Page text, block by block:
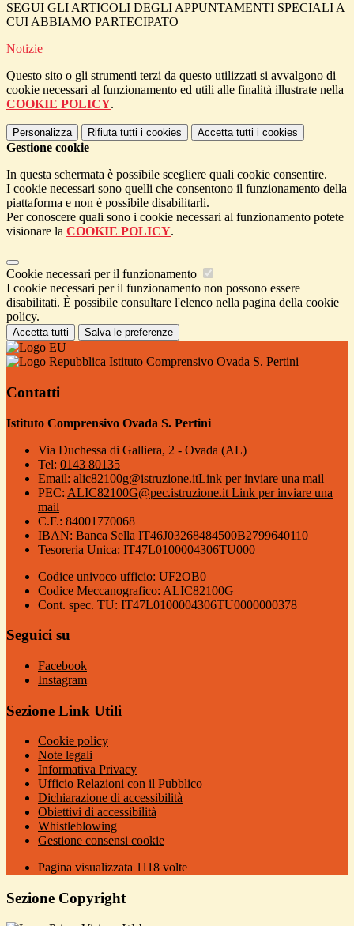
SEGUI GLI ARTICOLI DEGLI APPUNTAMENTI SPECIALI A
CUI ABBIAMO PARTECIPATO
Notizie
Questo sito o gli strumenti terzi da questo utilizzati si avvalgono di
cookie necessari al funzionamento ed utili alle finalità illustrate nella
COOKIE POLICY.
Personalizza Rifiuta tutti i cookies Accetta tutti i cookies
Gestione cookie
In questa schermata è possibile scegliere quali cookie consentire.
I cookie necessari sono quelli che consentono il funzionamento della
piattaforma e non è possibile disabilitarli.
Per conoscere quali sono i cookie necessari al funzionamento potete
visionare la COOKIE POLICY.
Cookie necessari per il funzionamento
I cookie necessari per il funzionamento non possono essere
disabilitati. È possibile consultare l'elenco nella pagina della cookie
policy.
Accetta tutti Salva le preferenze
Istituto Comprensivo Ovada S. Pertini
Contatti
Istituto Comprensivo Ovada S. Pertini
Via Duchessa di Galliera, 2 - Ovada (AL)
Tel: 0143 80135
Email: alic82100g@istruzione.itLink per inviare una mail
PEC: ALIC82100G@pec.istruzione.it Link per inviare una
mail
C.F.: 84001770068
IBAN: Banca Sella IT46J03268484500B2799640110
Tesoreria Unica: IT47L0100004306TU000
Codice univoco ufficio: UF2OB0
Codice Meccanografico: ALIC82100G
Cont. spec. TU: IT47L0100004306TU0000000378
Seguici su
Facebook
Instagram
Sezione Link Utili
Cookie policy
Note legali
Informativa Privacy
Ufficio Relazioni con il Pubblico
Dichiarazione di accessibilità
Obiettivi di accessibilità
Whistleblowing
Gestione consensi cookie
Pagina visualizzata 1118 volte
Sezione Copyright